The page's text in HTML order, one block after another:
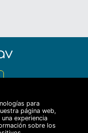
para
página web,
experiencia
sobre los